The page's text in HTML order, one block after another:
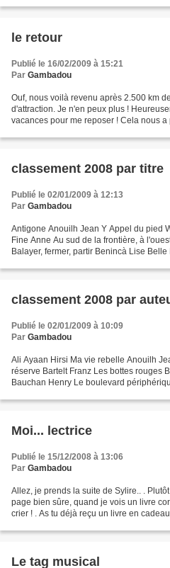
le retour
Publié le 16/02/2009 à 15:21
Par Gambadou
Ouf, nous voilà revenu après 2.500 km
d'attraction. Je n'en peux plus !
vacances pour me reposer ! Cela nous
classement 2008 par titre
Publié le 02/01/2009 à 12:13
Par Gambadou
Antigone Anouilh Jean Y Appel du pied
Fine Anne Au sud de la frontière, à
Balayer, fermer, partir Benincà Lise
classement 2008 par
Publié le 02/01/2009 à 10:09
Par Gambadou
Ali Ayaan Hirsi Ma vie rebelle Anouilh
réserve Bartelt Franz Les bottes rouges
Bauchan Henry Le boulevard
Moi... lectrice
Publié le 15/12/2008 à 13:06
Par Gambadou
Allez, je prends la suite de Sylire.. .
page bien sûre, quand je vois un livre
crier ! . As tu déjà reçu un livre en
Le tag musical